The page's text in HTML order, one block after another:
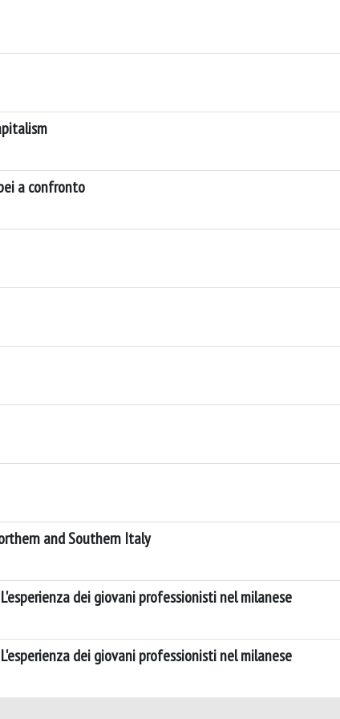
a confronto
and Southern Italy
dei giovani professionisti nel milanese
dei giovani professionisti nel milanese